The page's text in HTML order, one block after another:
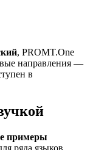
, PROMT.One
направления —
в
примеры
ряда языков